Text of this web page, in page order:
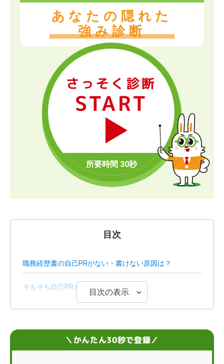
あなたの隠れた
強み診断
さっそく診断
START
目次
職務経歴書の自己PRがない・書けない原因は？
そもそも自己PRとは？
企業側が自己PRで見ているポイント
目次の表示
＼かんたん30秒で登録／